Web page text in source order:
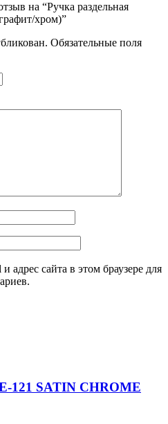
на “Ручка раздельная
хром)”
Обязательные поля
адрес сайта в этом браузере для
121 SATIN CHROME